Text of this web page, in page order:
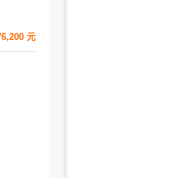
元